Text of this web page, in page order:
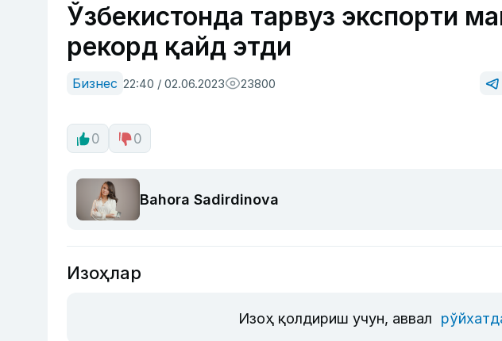
Ўзбекистонда тарвуз экспорти
рекорд қайд этди
Бизнес 22:40 / 02.06.2023 23800
0 0
Bahora Sadirdinova
Изоҳлар
Изоҳ қолдириш учун, аввал